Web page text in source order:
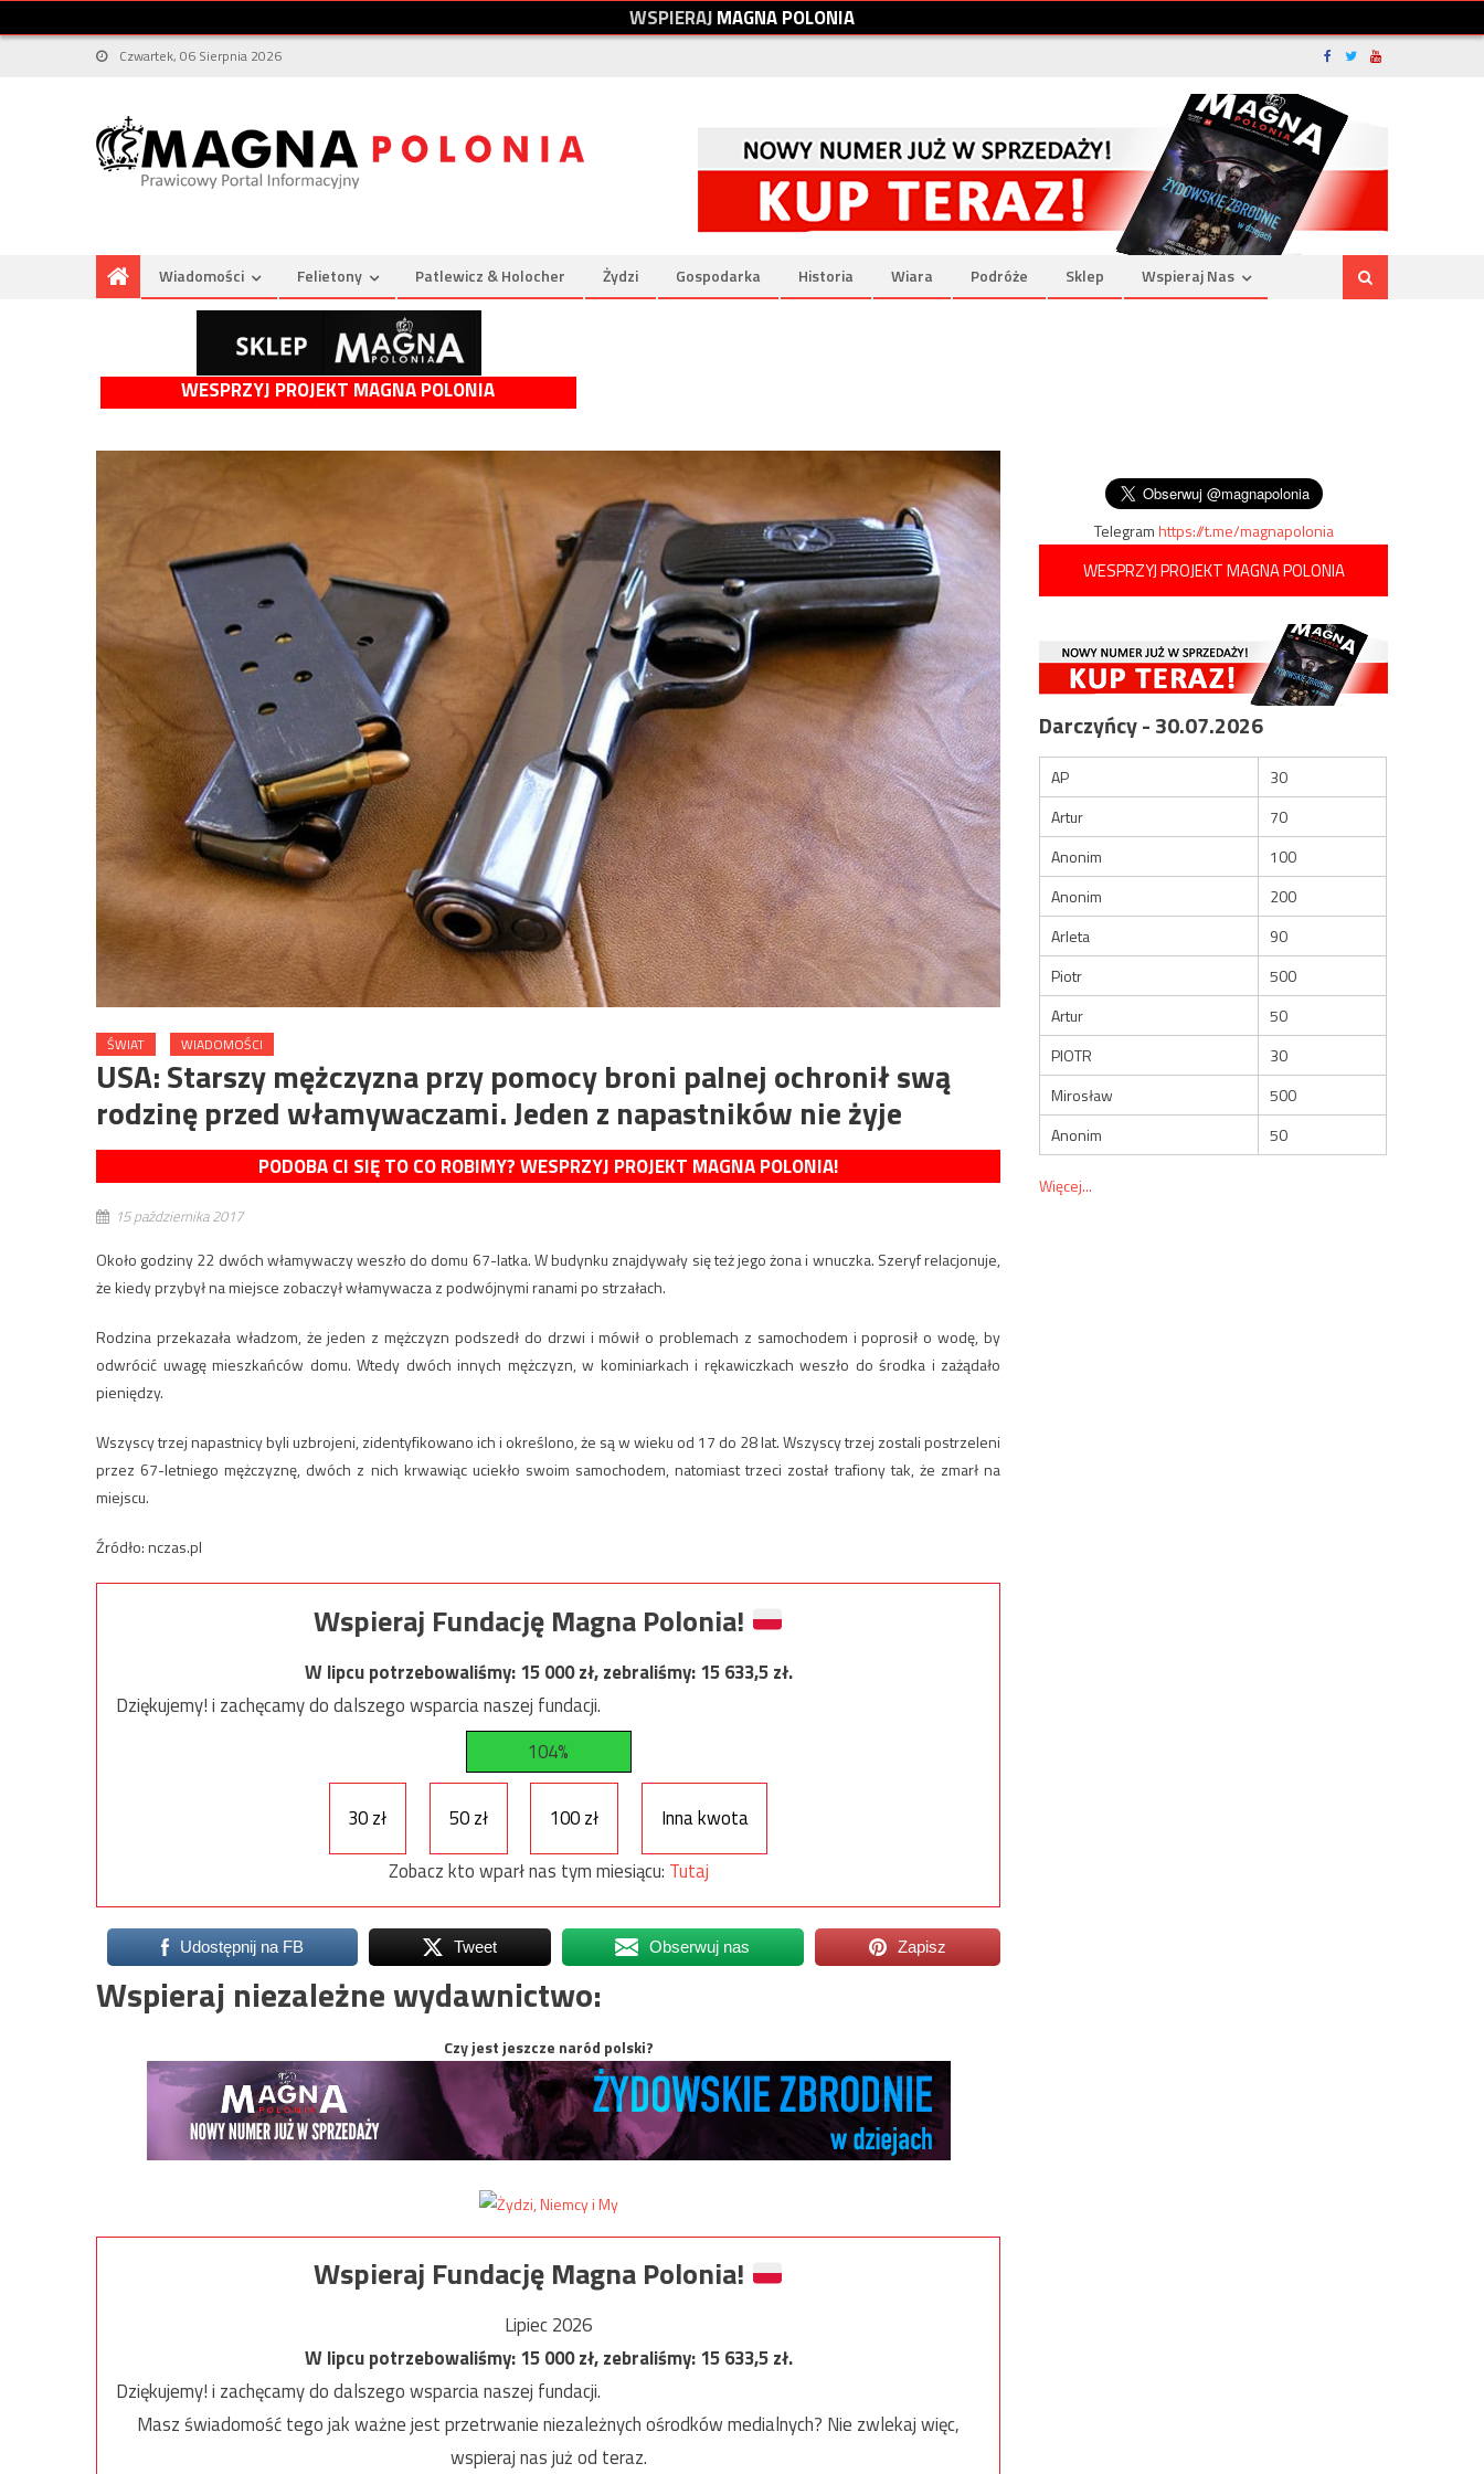
WSPIERAJMAGNAPOLONIA
Czwartek, 06 Sierpnia 2026
Wiadomości Felietony Patlewicz & Holocher Żydzi Gospodarka Historia Wiara Podróże Sklep Wspieraj Nas
WESPRZYJ PROJEKT MAGNA POLONIA
ŚWIAT WIADOMOŚCI
USA: Starszy mężczyzna przy pomocy broni palnej ochronił swą
rodzinę przed włamywaczami. Jeden z napastników nie żyje
PODOBA CI SIĘ TO CO ROBIMY? WESPRZYJ PROJEKT MAGNA POLONIA!
15 października 2017
Około godziny 22 dwóch włamywaczy weszło do domu 67-latka. W budynku znajdywały się też jego żona i wnuczka. Szeryf relacjonuje,
że kiedy przybył na miejsce zobaczył włamywacza z podwójnymi ranami po strzałach.
Rodzina przekazała władzom, że jeden z mężczyzn podszedł do drzwi i mówił o problemach z samochodem i poprosił o wodę, by
odwrócić uwagę mieszkańców domu. Wtedy dwóch innych mężczyzn, w kominiarkach i rękawiczkach weszło do środka i zażądało
pieniędzy.
Wszyscy trzej napastnicy byli uzbrojeni, zidentyfikowano ich i określono, że są w wieku od 17 do 28 lat. Wszyscy trzej zostali postrzeleni
przez 67-letniego mężczyznę, dwóch z nich krwawiąc uciekło swoim samochodem, natomiast trzeci został trafiony tak, że zmarł na
miejscu.
Źródło: nczas.pl
Wspieraj Fundację Magna Polonia!
W lipcu potrzebowaliśmy:15 000zł, zebraliśmy:15 633,5zł.
Dziękujemy! i zachęcamy do dalszego wsparcia naszej fundacji.
104%
30 zł 50 zł 100 zł
Inna kwota
Zobacz kto wparł nas tym miesiącu: Tutaj
Udostępnij na FB Tweet Obserwuj nas Zapisz
Wspieraj niezależne wydawnictwo:
Czy jest jeszcze naród polski?
Wspieraj Fundację Magna Polonia!
Lipiec 2026
W lipcu potrzebowaliśmy:15 000zł, zebraliśmy:15 633,5zł.
Dziękujemy! i zachęcamy do dalszego wsparcia naszej fundacji.
Masz świadomość tego jak ważne jest przetrwanie niezależnych ośrodków medialnych? Nie zwlekaj więc,
wspieraj nas już od teraz.
Telegramhttps://t.me/magnapolonia
WESPRZYJ PROJEKT MAGNA POLONIA
Darczyńcy - 30.07.2026
AP
30
Artur
70
Anonim
100
Anonim
200
Arleta
90
Piotr
500
Artur
50
PIOTR
30
Mirosław
500
Anonim
50
Więcej...